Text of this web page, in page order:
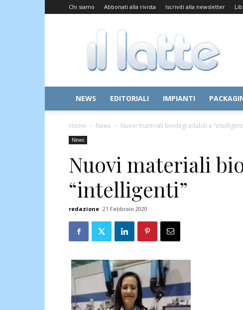
Chi siamo Abbonati alla rivista Iscriviti alla newsletter
Il
Latte
NEWS EDITORIALI IMPIANTI
Home News Nuovi materiali biodegradabili e
News
Nuovi materiali
“intelligenti”
redazione 21 Febbraio 2020